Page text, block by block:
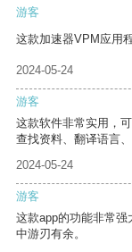
游客
这款加速器VPM应用
2024-05-24
游客
这款软件非常实用，
查找资料、翻译语言、
2024-05-24
游客
这款app的功能非常
中游刃有余。